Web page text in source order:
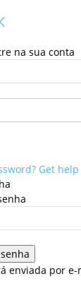
na sua conta
Get help
enviada por